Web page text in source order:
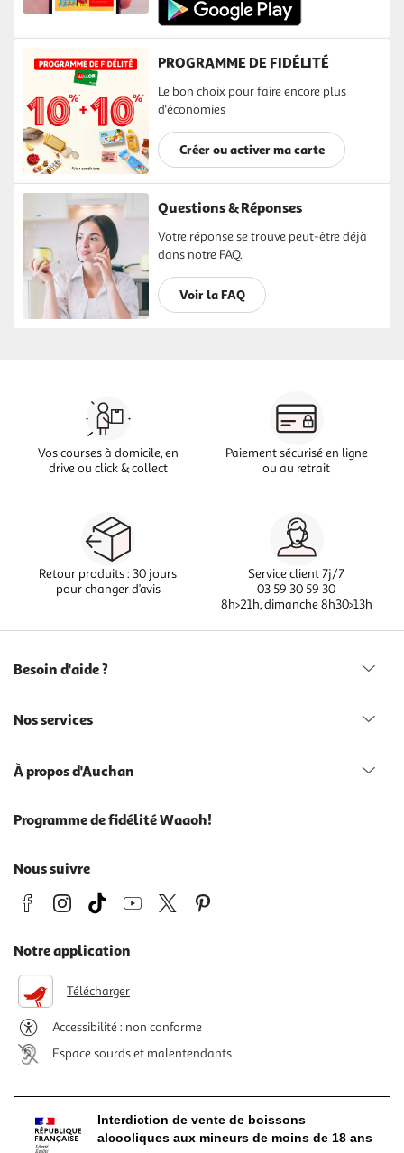
PROGRAMME DE FIDÉLITÉ
Le bon choix pour faire encore plus
d'économies
Créer ou activer ma carte
Questions & Réponses
Votre réponse se trouve peut-être déjà
dans notre FAQ.
Voir la FAQ
Vos courses à domicile, en
drive ou click & collect
Paiement sécurisé en ligne
ou au retrait
Retour produits : 30 jours
pour changer d’avis
Service client 7j/7
03 59 30 59 30
8h>21h, dimanche 8h30>13h
Besoin d'aide ?
Nos services
À propos d'Auchan
Programme de fidélité Waaoh!
Nous suivre
Notre application
Télécharger
Accessibilité : non conforme
Espace sourds et malentendants
Interdiction de vente de boissons
alcooliques aux mineurs de moins de 18 ans